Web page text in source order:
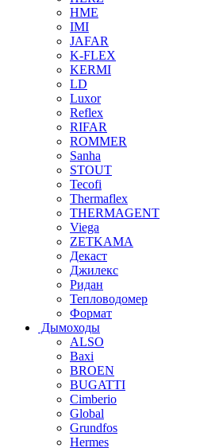
HME
IMI
JAFAR
K-FLEX
KERMI
LD
Luxor
Reflex
RIFAR
ROMMER
Sanha
STOUT
Tecofi
Thermaflex
THERMAGENT
Viega
ZETKAMA
Декаст
Джилекс
Ридан
Тепловодомер
Формат
Дымоходы
ALSO
Baxi
BROEN
BUGATTI
Cimberio
Global
Grundfos
Hermes